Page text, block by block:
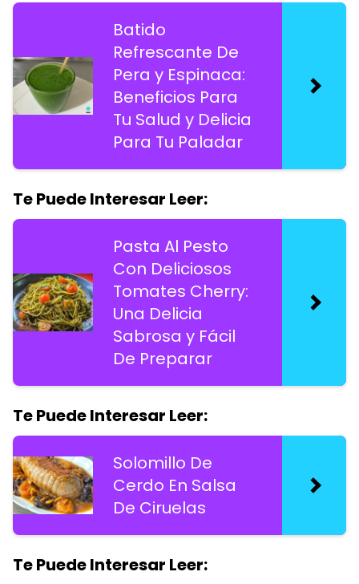
Batido
Refrescante De
Pera y Espinaca:
Beneficios Para
Tu Salud y Delicia
Para Tu Paladar
Te Puede Interesar Leer:
Pasta Al Pesto
Con Deliciosos
Tomates Cherry:
Una Delicia
Sabrosa y Fácil
De Preparar
Te Puede Interesar Leer:
Solomillo De
Cerdo En Salsa
De Ciruelas
Te Puede Interesar Leer: